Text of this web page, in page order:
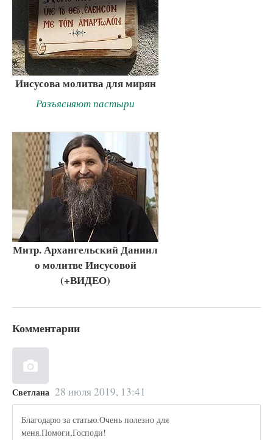
Иисусова молитва для мирян
Разъясняют пастыри
Митр. Архангельский Даниил
о молитве Иисусовой
(+ВИДЕО)
Комментарии
Светлана 28 июля 2019, 13:41
Благодарю за статью.Очень полезно для
меня.Помоги,Господи!